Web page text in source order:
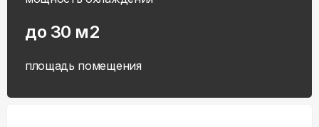
до 30 м2
площадь помещения